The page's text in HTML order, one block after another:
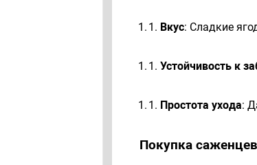
Вкус: Сладкие
Устойчивость к
Простота ухода:
Покупка саженцев